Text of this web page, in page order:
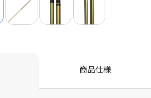
商品仕様